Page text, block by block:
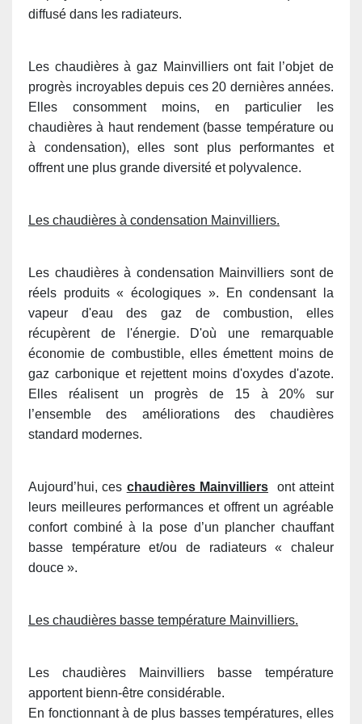
diffusé dans les radiateurs.
Les chaudières à gaz Mainvilliers ont fait l’objet de
progrès incroyables depuis ces 20 dernières années.
Elles consomment moins, en particulier les
chaudières à haut rendement (basse température ou
à condensation), elles sont plus performantes et
offrent une plus grande diversité et polyvalence.
Les chaudières à condensation Mainvilliers.
Les chaudières à condensation Mainvilliers sont de
réels produits « écologiques ». En condensant la
vapeur d'eau des gaz de combustion, elles
récupèrent de l'énergie. D'où une remarquable
économie de combustible, elles émettent moins de
gaz carbonique et rejettent moins d'oxydes d'azote.
Elles réalisent un progrès de 15 à 20% sur
l’ensemble des améliorations des chaudières
standard modernes.
Aujourd’hui, ces chaudières Mainvilliers ont atteint
leurs meilleures performances et offrent un agréable
confort combiné à la pose d’un plancher chauffant
basse température et/ou de radiateurs « chaleur
douce ».
Les chaudières basse température Mainvilliers.
Les chaudières Mainvilliers basse température
apportent bienn-être considérable.
En fonctionnant à de plus basses températures, elles